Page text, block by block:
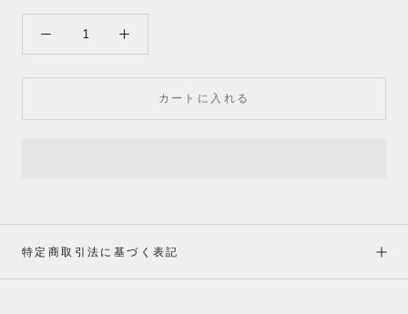
カートに入れる
特定商取引法に基づく表記